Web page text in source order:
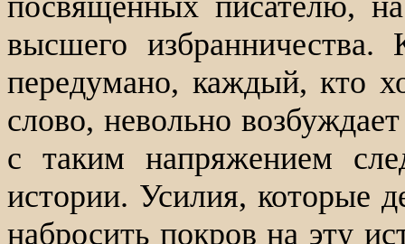
высшего
передумано, каждый, кто
слово, невольно
с таким напряжением
истории. Усилия, которые
набросить покров на эту